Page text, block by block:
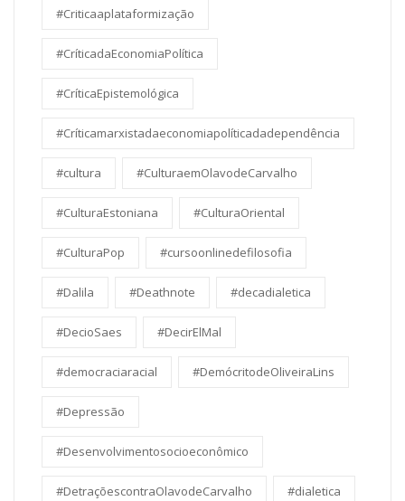
#Criticaaplataformização
#CríticadaEconomiaPolítica
#CríticaEpistemológica
#Críticamarxistadaeconomiapolíticadadependência
#cultura #CulturaemOlavodeCarvalho
#CulturaEstoniana #CulturaOriental
#CulturaPop #cursoonlinedefilosofia
#Dalila #Deathnote #decadialetica
#DecioSaes #DecirElMal
#democraciaracial #DemócritodeOliveiraLins
#Depressão
#Desenvolvimentosocioeconômico
#DetraçõescontraOlavodeCarvalho #dialetica